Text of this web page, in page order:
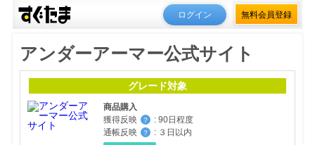
ログイン 無料会員登録
アンダーアーマー公式サイト
グレード対象
商品購入
獲得反映
？ : 90日程度
通帳反映
？ : ３日以内